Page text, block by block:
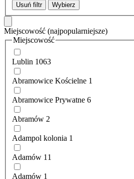
Usuń filtr Wybierz
Miejscowość (najpopularniejsze)
Miejscowość
Lublin 1063
Abramowice Kościelne 1
Abramowice Prywatne 6
Abramów 2
Adampol kolonia 1
Adamów 11
Adamów 1